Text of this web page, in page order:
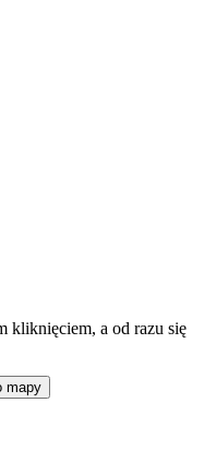
kliknięciem, a od razu się
mapy